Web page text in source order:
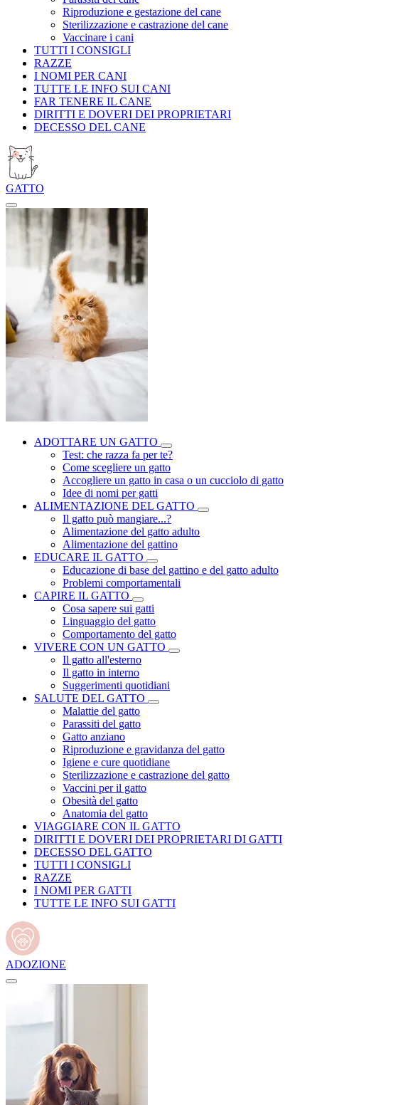
Riproduzione e gestazione del cane
Sterilizzazione e castrazione del cane
Vaccinare i cani
TUTTI I CONSIGLI
RAZZE
I NOMI PER CANI
TUTTE LE INFO SUI CANI
FAR TENERE IL CANE
DIRITTI E DOVERI DEI PROPRIETARI
DECESSO DEL CANE
GATTO
ADOTTARE UN GATTO
Test: che razza fa per te?
Come scegliere un gatto
Accogliere un gatto in casa o un cucciolo di gatto
Idee di nomi per gatti
ALIMENTAZIONE DEL GATTO
Il gatto può mangiare...?
Alimentazione del gatto adulto
Alimentazione del gattino
EDUCARE IL GATTO
Educazione di base del gattino e del gatto adulto
Problemi comportamentali
CAPIRE IL GATTO
Cosa sapere sui gatti
Linguaggio del gatto
Comportamento del gatto
VIVERE CON UN GATTO
Il gatto all'esterno
Il gatto in interno
Suggerimenti quotidiani
SALUTE DEL GATTO
Malattie del gatto
Parassiti del gatto
Gatto anziano
Riproduzione e gravidanza del gatto
Igiene e cure quotidiane
Sterilizzazione e castrazione del gatto
Vaccini per il gatto
Obesità del gatto
Anatomia del gatto
VIAGGIARE CON IL GATTO
DIRITTI E DOVERI DEI PROPRIETARI DI GATTI
DECESSO DEL GATTO
TUTTI I CONSIGLI
RAZZE
I NOMI PER GATTI
TUTTE LE INFO SUI GATTI
ADOZIONE